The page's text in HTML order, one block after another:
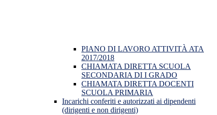
PIANO DI LAVORO ATTIVITÀ ATA
2017/2018
CHIAMATA DIRETTA SCUOLA
SECONDARIA DI I GRADO
CHIAMATA DIRETTA DOCENTI
SCUOLA PRIMARIA
Incarichi conferiti e autorizzati ai dipendenti
(dirigenti e non dirigenti)